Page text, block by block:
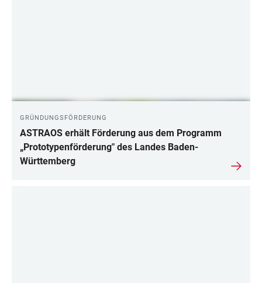
GRÜNDUNGSFÖRDERUNG
ASTRAOS erhält Förderung aus dem Programm
„Prototypenförderung" des Landes Baden-
Württemberg